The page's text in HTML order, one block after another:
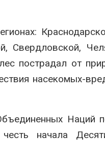
Свердловской,
пострадал от
насекомых-
начала
В китайской
Шэньси из-за
эвакуировали более
тыс. человек
вторсырья
2026